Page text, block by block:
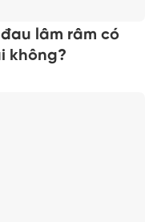
lâm râm có
không?